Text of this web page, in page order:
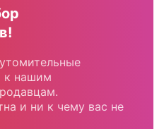
к нашим
и ни к чему вас не